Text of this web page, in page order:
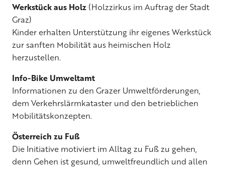
Werkstück aus Holz (Holzzirkus im Auftrag der Stadt
Graz)
Kinder erhalten Unterstützung ihr eigenes Werkstück
zur sanften Mobilität aus heimischen Holz
herzustellen.
Info-Bike Umweltamt
Informationen zu den Grazer Umweltförderungen,
dem Verkehrslärmkataster und den betrieblichen
Mobilitätskonzepten.
Österreich zu Fuß
Die Initiative motiviert im Alltag zu Fuß zu gehen,
denn Gehen ist gesund, umweltfreundlich und allen